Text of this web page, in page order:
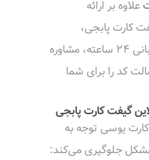
علاوه بر ارائه
کارت پابجی،
خدمات دیگری نظیر پشتیبانی ۲۴ ساعته، مشاوره
کد را برای شما
گیفت کارت پابجی
یوسی توجه به
جلوگیری می‌کند: